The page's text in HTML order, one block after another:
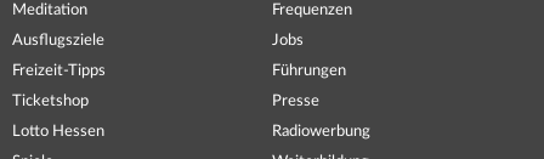
Meditation
Ausflugsziele
Freizeit-Tipps
Ticketshop
Lotto Hessen
Frequenzen
Jobs
Führungen
Presse
Radiowerbung